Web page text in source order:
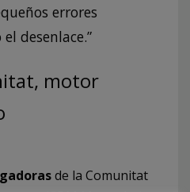
errores
desenlace.”
motor
de la Comunitat